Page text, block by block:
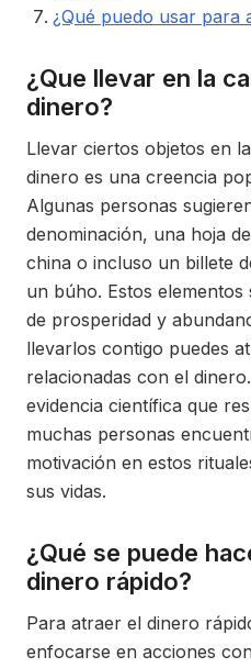
¿Qué puedo usar para
¿Que llevar en la
dinero?
Llevar ciertos objetos en
dinero es una creencia
Algunas personas
denominación, una hoja
china o incluso un billete
un búho. Estos
de prosperidad y
llevarlos contigo puedes
relacionadas con el
evidencia científica que
muchas personas
motivación en estos
sus vidas.
¿Qué se puede
dinero rápido?
Para atraer el dinero
enfocarse en acciones